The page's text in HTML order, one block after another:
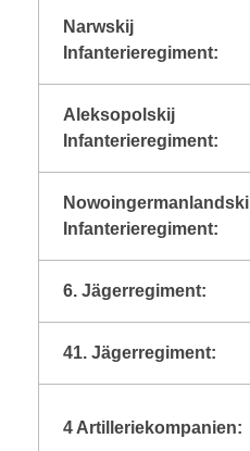
Narwskij
Infanterieregiment:
Aleksopolskij
Infanterieregiment:
Nowoingermanlandski
Infanterieregiment:
6. Jägerregiment:
41. Jägerregiment:
4 Artilleriekompanien: